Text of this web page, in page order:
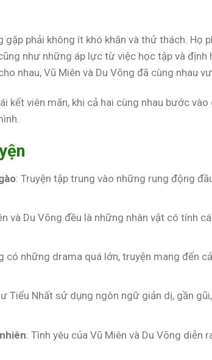
gặp phải không ít khó khăn và thử thách. Họ
như những áp lực từ việc học tập và
nhau, Vũ Miên và Du Võng đã cùng nhau
kết viên mãn, khi cả hai cùng nhau bước
: Truyện tập trung vào những rung động
và Du Võng đều là những nhân vật có tính
có những drama quá lớn, truyện mang đến
Tiểu Nhất sử dụng ngôn ngữ giản dị, gần
: Tình yêu của Vũ Miên và Du Võng diễn